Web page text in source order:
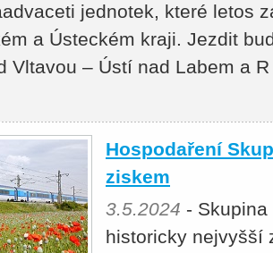
jednotek, které letos
a Ústeckém kraji. Jezdit
Vltavou – Ústí nad Labem a
Hospodaření
ziskem
3.5.2024 -
historicky nejvyšší